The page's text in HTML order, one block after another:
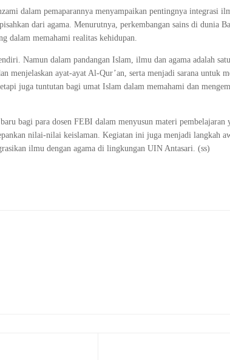
dalam pemaparannya menyampaikan pentingnya integrasi
dari agama. Menurutnya, perkembangan sains di dunia
dalam memahami realitas kehidupan.
Namun dalam pandangan Islam, ilmu dan agama adalah
menjelaskan ayat-ayat Al-Qur’an, serta menjadi sarana untuk
juga tuntutan bagi umat Islam dalam memahami dan
bagi para dosen FEBI dalam menyusun materi
nilai-nilai keislaman. Kegiatan ini juga menjadi langkah
ilmu dengan agama di lingkungan UIN Antasari. (ss)